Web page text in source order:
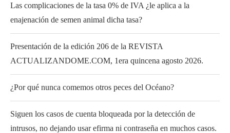
Las complicaciones de la tasa 0% de IVA ¿le aplica a la
enajenación de semen animal dicha tasa?
Presentación de la edición 206 de la REVISTA
ACTUALIZANDOME.COM, 1era quincena agosto 2026.
¿Por qué nunca comemos otros peces del Océano?
Siguen los casos de cuenta bloqueada por la detección de
intrusos, no dejando usar efirma ni contraseña en muchos casos.